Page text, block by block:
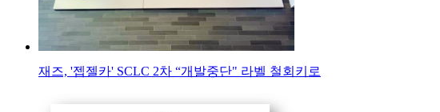
재즈, '젭젤카' SCLC 2차 “개발중단" 라벨 철회키로